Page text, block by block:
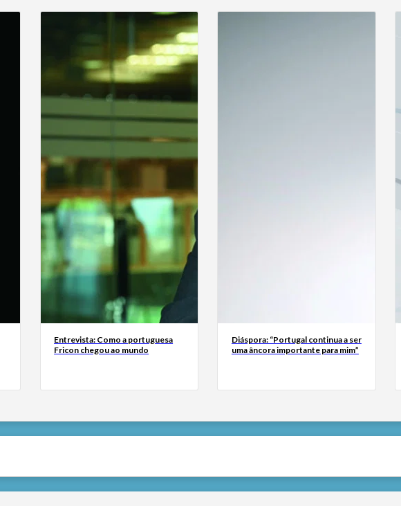
Entrevista: Como a portuguesa
Fricon chegou ao mundo
Diáspora: “Portugal continua a ser
uma âncora importante para mim”